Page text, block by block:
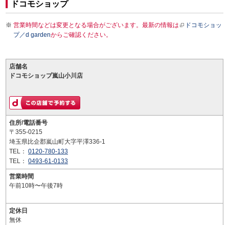
ドコモショップ
営業時間などは変更となる場合がございます。最新の情報は
ドコモショッ
プ／d gardenからご確認ください。
店舗名
ドコモショップ嵐山小川店
住所/電話番号
〒355-0215
埼玉県比企郡嵐山町大字平澤336-1
TEL： 0120-780-133
TEL： 0493-61-0133
営業時間
午前10時〜午後7時
定休日
無休